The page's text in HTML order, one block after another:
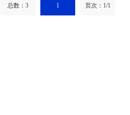
总数：3 1 页次：1/1